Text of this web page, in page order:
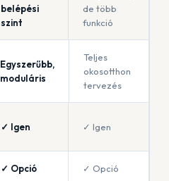
belépési
szint
de több
funkció
Egyszerűbb,
moduláris
Teljes
okosotthon
tervezés
✓ Igen ✓ Igen
✓ Opció ✓ Opció